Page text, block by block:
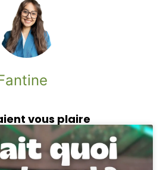
vous plaire